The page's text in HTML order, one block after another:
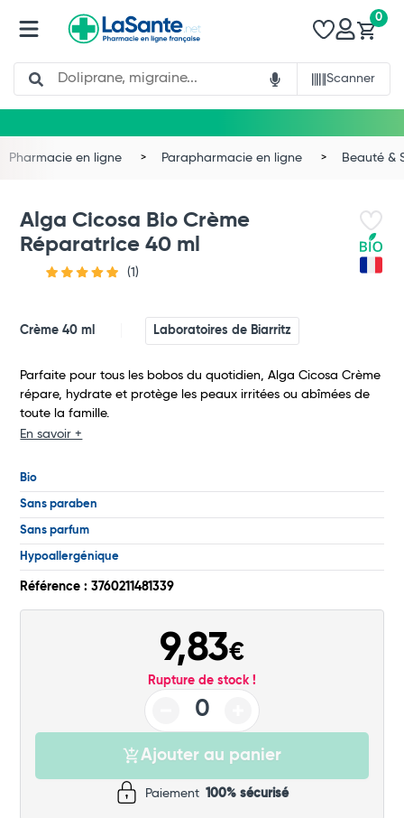
Search
Scanner
0
Total
Pharmacie en ligne Parapharmacie en ligne Beauté &
Alga Cicosa Bio Crème
Réparatrice 40 ml
(1)
Crème 40 ml Laboratoires de Biarritz
Parfaite pour tous les bobos du quotidien, Alga Cicosa Crème
répare, hydrate et protège les peaux irritées ou abîmées de
toute la famille.
En savoir +
Bio
Sans paraben
Sans parfum
Hypoallergénique
Référence : 3760211481339
9,83€
Rupture de stock !
Ajouter au panier
Paiement 100% sécurisé